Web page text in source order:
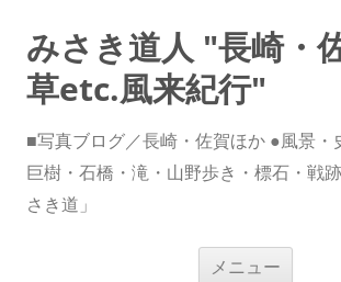
みさき道人 "長崎・
草etc.風来紀行"
■写真ブログ／長崎・佐賀ほか ●風景・
巨樹・石橋・滝・山野歩き・標石・戦
さき道」
メニュー